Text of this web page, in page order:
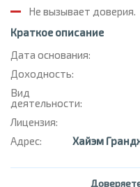
Не вызывает доверия.
Краткое описание
Дата основания:
Доходность:
Вид
деятельности:
Лицензия:
Адрес:
Хайэм